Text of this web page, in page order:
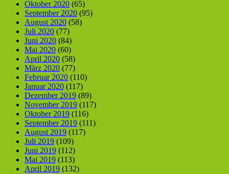
Oktober 2020 (65)
September 2020 (95)
August 2020 (58)
Juli 2020 (77)
Juni 2020 (84)
Mai 2020 (60)
April 2020 (58)
März 2020 (77)
Februar 2020 (110)
Januar 2020 (117)
Dezember 2019 (89)
November 2019 (117)
Oktober 2019 (116)
September 2019 (111)
August 2019 (117)
Juli 2019 (109)
Juni 2019 (112)
Mai 2019 (113)
April 2019 (132)